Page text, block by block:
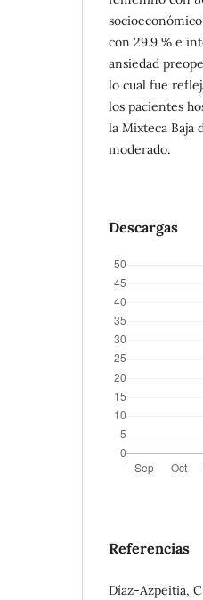
con 29.9 % e
ansiedad
lo cual fue
los pacientes
la Mixteca Baja
moderado.
Descargas
Referencias
Díaz-Azpeitia,